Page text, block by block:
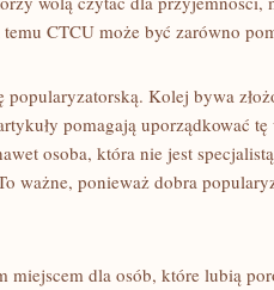
CTCU może być zarówno
popularyzatorską. Kolej bywa
pomagają uporządkować
osoba, która nie jest
ważne, ponieważ dobra
miejscem dla osób, które lubią